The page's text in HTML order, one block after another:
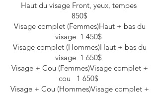
Haut du visage Front, yeux, tempes
850$
Visage complet (Femmes)Haut + bas du
visage 1 450$
Visage complet (Hommes)Haut + bas du
visage 1 650$
Visage + Cou (Femmes)Visage complet +
cou 1 650$
Visage + Cou (Hommes)Visage complet +